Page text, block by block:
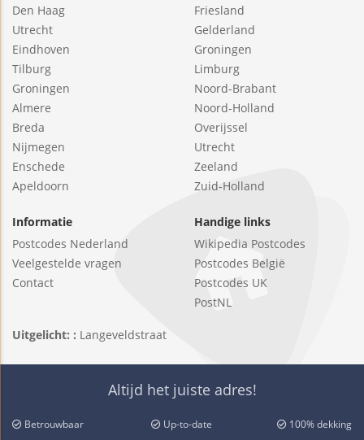
Den Haag
Utrecht
Eindhoven
Tilburg
Groningen
Almere
Breda
Nijmegen
Enschede
Apeldoorn
Friesland
Gelderland
Groningen
Limburg
Noord-Brabant
Noord-Holland
Overijssel
Utrecht
Zeeland
Zuid-Holland
Informatie
Postcodes Nederland
Veelgestelde vragen
Contact
Handige links
Wikipedia Postcodes
Postcodes België
Postcodes UK
PostNL
Uitgelicht: : Langeveldstraat
Altijd het juiste adres!
Betrouwbaar Up-to-date 100% dekking